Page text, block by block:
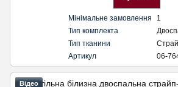
Мінімальне замовлення
1
Тип комплекта
Тип тканини
Артикул
06-
Відео